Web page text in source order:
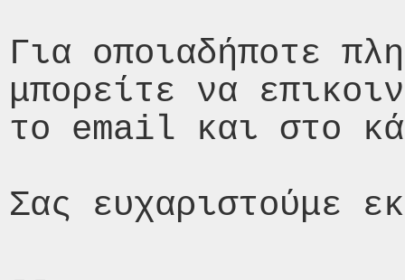
Για οποιαδήποτε
μπορείτε να
το email και στο
Σας ευχαριστούμε